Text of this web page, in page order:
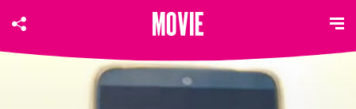
MITSUBISHI ELECTRIC